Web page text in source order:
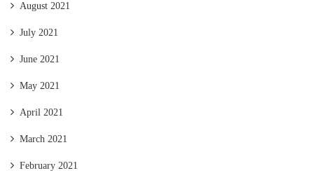
August 2021
July 2021
June 2021
May 2021
April 2021
March 2021
February 2021